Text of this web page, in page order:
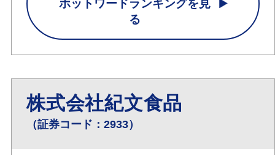
ホットワードランキングを見
る
株式会社紀文食品
（証券コード：2933）